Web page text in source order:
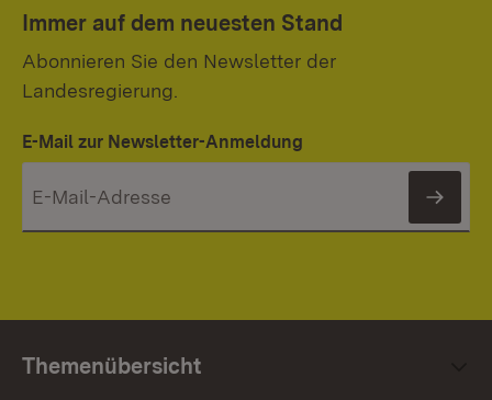
Immer auf dem neuesten Stand
Abonnieren Sie den Newsletter der
Landesregierung.
E-Mail zur Newsletter-Anmeldung
Themenübersicht